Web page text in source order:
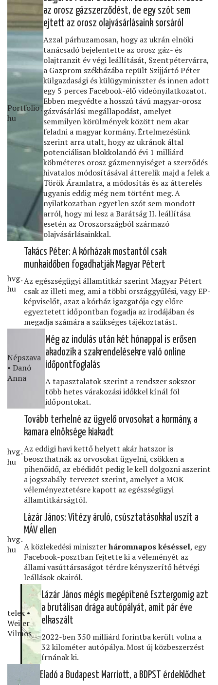
Portfolio․
hu
az orosz gázszerződést, de egy szót sem
ejtett az orosz olajvásárlásaink sorsáról
Azzal párhuzamosan, hogy az ukrán elnöki
tanácsadó bejelentette az orosz gáz- és
olajtranzit év végi leállítását, Szentpétervárra,
a Gazprom székházába repült Szijjártó Péter
külgazdasági és külügyminiszter és innen adott
egy 5 perces Facebook-élő videónyilatkozatot.
Ebben megvédte a hosszú távú magyar-orosz
gázvásárlási megállapodást, amelyet
semmilyen körülmények között nem akar
feladni a magyar kormány. Értelmezésünk
szerint arra utalt, hogy az ukránok által
potenciálisan blokkolandó évi 1 milliárd
köbméteres orosz gázmennyiséget a szerződés
hivatalos módosításával átterelik majd a felek a
Török Áramlatra, a módosítás és az átterelés
ugyanis eddig még nem történt meg. A
nyilatkozatban egyetlen szót sem mondott
arról, hogy mi lesz a Barátság II. leállítása
esetén az Oroszországból származó
olajvásárlásainkkal.
hvg․
hu
Takács Péter: A kórházak mostantól csak
munkaidőben fogadhatják Magyar Pétert
Az egészségügyi államtitkár szerint Magyar Pétert
csak az illeti meg, ami a többi országgyűlési, vagy EP-
képviselőt, azaz a kórház igazgatója egy előre
egyeztetett időpontban fogadja az irodájában és
megadja számára a szükséges tájékoztatást.
Népszava
• Danó
Anna
Még az indulás után két hónappal is erősen
akadozik a szakrendelésekre való online
időpontfoglalás
A tapasztalatok szerint a rendszer sokszor
több hetes várakozási időkkel kínál föl
időpontokat.
hvg․
hu
Tovább terhelné az ügyelő orvosokat a kormány, a
kamara elnöksége kiakadt
Az eddigi havi kettő helyett akár hatszor is
beoszthatnák az orvosokat ügyelni, csökken a
pihenőidő, az ebédidőt pedig le kell dolgozni aszerint
a jogszabály-tervezet szerint, amelyet a MOK
véleményeztetésre kapott az egészségügyi
államtitkárságtól.
hvg․
hu
Lázár János: Vitézy áruló, csúsztatásokkal uszít a
MÁV ellen
A közlekedési miniszterháromnapos késéssel, egy
Facebook-posztban fejtette ki a véleményét az
állami vasúttársaságot térdre kényszerítő hétvégi
leállások okairól.
telex •
Weiler
Vilmos
Lázár János mégis megépítené Esztergomig azt
a brutálisan drága autópályát, amit pár éve
elkaszált
2022-ben 350 milliárd forintba került volna a
32 kilométer autópálya. Most új közbeszerzést
írnának ki.
Eladó a Budapest Marriott, a BDPST érdeklődhet